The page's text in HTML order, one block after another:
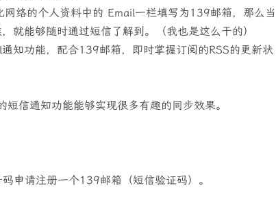
网络的个人资料中的 Email一栏填写为139邮箱，那么当
就能够随时通过短信了解到。（我也是这么干的）
知功能，配合139邮箱，即时掌握订阅的RSS的更新状
信通知功能能够实现很多有趣的同步效果。
申请注册一个139邮箱（短信验证码）。